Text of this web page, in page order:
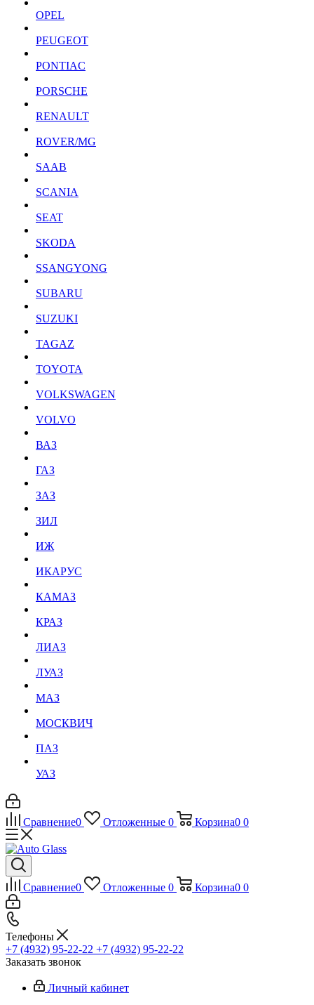
OPEL
PEUGEOT
PONTIAC
PORSCHE
RENAULT
ROVER/MG
SAAB
SCANIA
SEAT
SKODA
SSANGYONG
SUBARU
SUZUKI
TAGAZ
TOYOTA
VOLKSWAGEN
VOLVO
ВАЗ
ГАЗ
ЗАЗ
ЗИЛ
ИЖ
ИКАРУС
КАМАЗ
КРАЗ
ЛИАЗ
ЛУАЗ
МАЗ
МОСКВИЧ
ПАЗ
УАЗ
Сравнение0 Отложенные 0 Корзина0 0
Сравнение0 Отложенные 0 Корзина0 0
Телефоны
+7 (4932) 95-22-22 +7 (4932) 95-22-22
Заказать звонок
Личный кабинет